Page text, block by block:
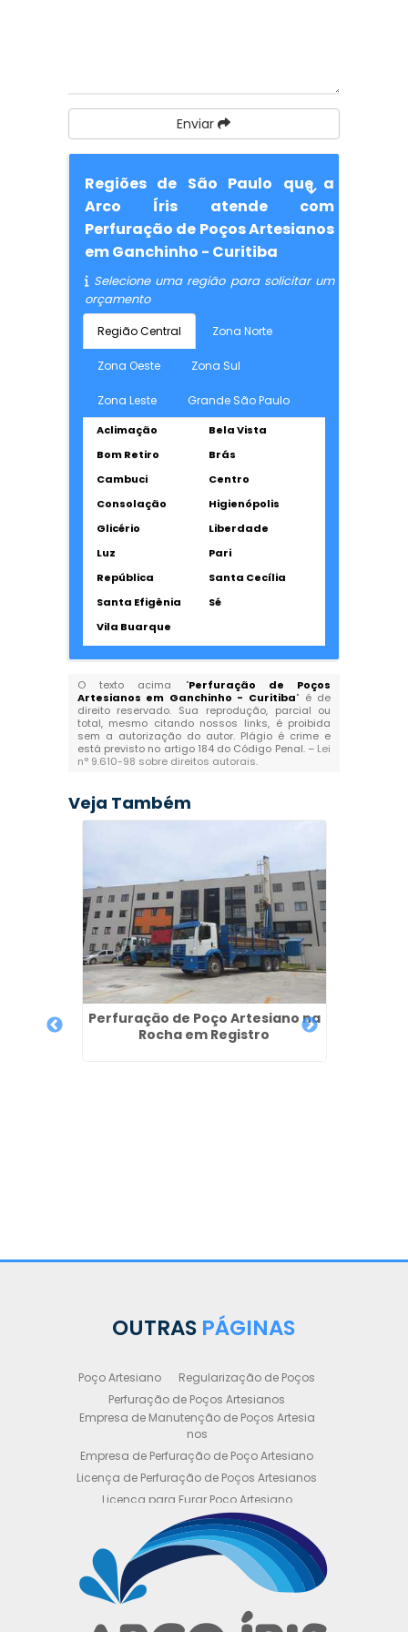
Enviar
Regiões de São Paulo que a
Arco Íris atende com
Perfuração de Poços Artesianos
em Ganchinho - Curitiba
Selecione uma região para solicitar um
orçamento
Região Central Zona Norte
Zona Oeste Zona Sul
Zona Leste Grande São Paulo
Aclimação
Bela Vista
Bom Retiro
Brás
Cambuci
Centro
Consolação
Higienópolis
Glicério
Liberdade
Luz
Pari
República
Santa Cecília
Santa Efigênia
Sé
Vila Buarque
O texto acima "Perfuração de Poços
Artesianos em Ganchinho - Curitiba" é de
direito reservado. Sua reprodução, parcial ou
total, mesmo citando nossos links, é proibida
sem a autorização do autor. Plágio é crime e
está previsto no artigo 184 do Código Penal. – Lei
n° 9.610-98 sobre direitos autorais.
Veja Também
Perfuração de Poço Artesiano na
Rocha em Registro
OUTRAS PÁGINAS
Poço Artesiano
Regularização de Poços
Perfuração de Poços Artesianos
Empresa de Manutenção de Poços Artesia
nos
Empresa de Perfuração de Poço Artesiano
Licença de Perfuração de Poços Artesianos
Licença para Furar Poço Artesiano
Licença para Perfuração de Poço Artesiano
Licença para Poço Semi Artesiano
Manutenção de Poço Semi Artesiano
Manutenção Preventiva de Poços Artesiano
Obtenha sua Licença de Perfuração de Poç